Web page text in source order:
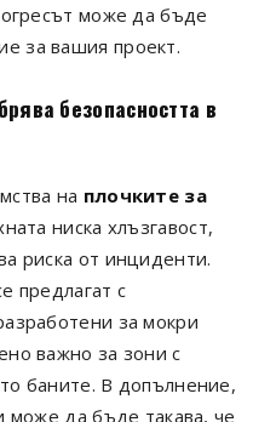
може да бъде
за вашия проект.
безопасността в
на плочките за
ниска хлъзгавост,
риска от инциденти.
предлагат с
за мокри
важно за зони с
баните. В допълнение,
може да бъде такава, че